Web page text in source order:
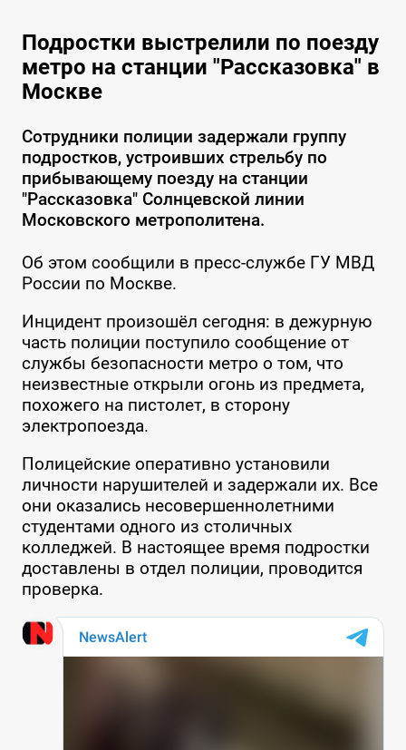
Подростки выстрелили по поезду
метро на станции "Рассказовка" в
Москве
Сотрудники полиции задержали группу
подростков, устроивших стрельбу по
прибывающему поезду на станции
"Рассказовка" Солнцевской линии
Московского метрополитена.
Об этом сообщили в пресс-службе ГУ МВД
России по Москве.
Инцидент произошёл сегодня: в дежурную
часть полиции поступило сообщение от
службы безопасности метро о том, что
неизвестные открыли огонь из предмета,
похожего на пистолет, в сторону
электропоезда.
Полицейские оперативно установили
личности нарушителей и задержали их. Все
они оказались несовершеннолетними
студентами одного из столичных
колледжей. В настоящее время подростки
доставлены в отдел полиции, проводится
проверка.